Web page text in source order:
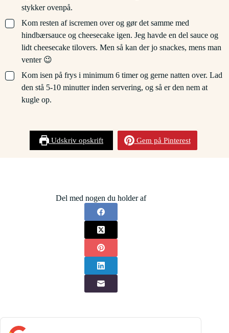
stykker ovenpå.
▢
Kom resten af iscremen over og gør det samme med
hindbærsauce og cheesecake igen. Jeg havde en del sauce og
lidt cheesecake tilovers. Men så kan der jo snackes, mens man
venter 😉
▢
Kom isen på frys i minimum 6 timer og gerne natten over. Lad
den stå 5-10 minutter inden servering, og så er den nem at
kugle op.
Udskriv opskrift Gem på Pinterest
Del med nogen du holder af